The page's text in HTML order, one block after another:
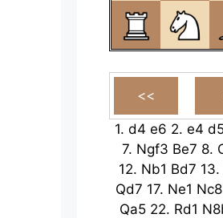
1. d4 e6 2. e4
7. Ngf3 Be7 8.
12. Nb1 Bd7 13.
Qd7 17. Ne1 Nc8
Qa5 22. Rd1